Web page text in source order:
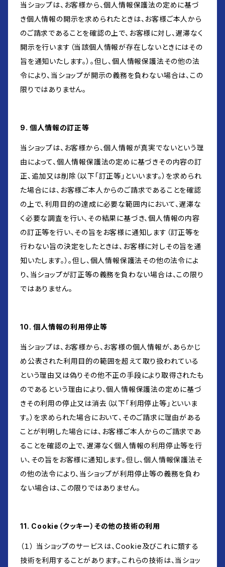
当ショップは、お客様から、個人情報保護法の定めに基づ
き個人情報の開示を求められたときは、お客様ご本人から
のご請求であることを確認の上で、お客様に対し、遅滞なく
開示を行います（当該個人情報が存在しないときにはその
旨を通知いたします。）。但し、個人情報保護法その他の法
令により、当ショップが開示の義務を負わない場合は、この
限りではありません。
9. 個人情報の訂正等
当ショップは、お客様から、個人情報が真実でないという理
由によって、個人情報保護法の定めに基づきその内容の訂
正、追加又は削除（以下「訂正等」といいます。）を求められ
た場合には、お客様ご本人からのご請求であることを確認
の上で、利用目的の達成に必要な範囲内において、遅滞な
く必要な調査を行い、その結果に基づき、個人情報の内容
の訂正等を行い、その旨をお客様に通知します（訂正等を
行わない旨の決定をしたときは、お客様に対しその旨を通
知いたします。）。但し、個人情報保護法その他の法令によ
り、当ショップが訂正等の義務を負わない場合は、この限り
ではありません。
10. 個人情報の利用停止等
当ショップは、お客様から、お客様の個人情報が、あらかじ
め公表された利用目的の範囲を超えて取り扱われている
という理由又は偽りその他不正の手段により取得されたも
のであるという理由により、個人情報保護法の定めに基づ
きその利用の停止又は消去（以下「利用停止等」といいま
す。）を求められた場合において、そのご請求に理由がある
ことが判明した場合には、お客様ご本人からのご請求であ
ることを確認の上で、遅滞なく個人情報の利用停止等を行
い、その旨をお客様に通知します。但し、個人情報保護法そ
の他の法令により、当ショップが利用停止等の義務を負わ
ない場合は、この限りではありません。
11. Cookie（クッキー）その他の技術の利用
（１） 当ショップのサービスは、Cookie及びこれに類する
技術を利用することがあります。これらの技術は、当ショッ